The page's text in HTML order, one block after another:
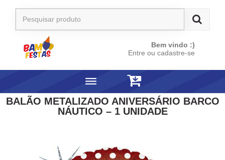
Bem vindo :)
Entre ou cadastre-se
BALÃO METALIZADO ANIVERSÁRIO BARCO
NÁUTICO – 1 UNIDADE